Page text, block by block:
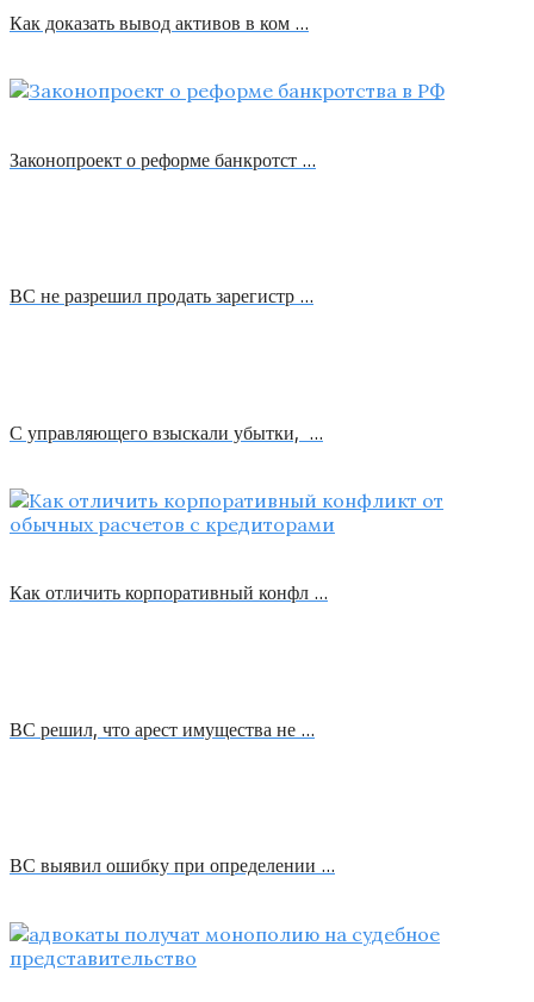
Как доказать вывод активов в ком …
Законопроект о реформе банкротст …
ВС не разрешил продать зарегистр …
С управляющего взыскали убытки, …
Как отличить корпоративный конфл …
ВС решил, что арест имущества не …
ВС выявил ошибку при определении …